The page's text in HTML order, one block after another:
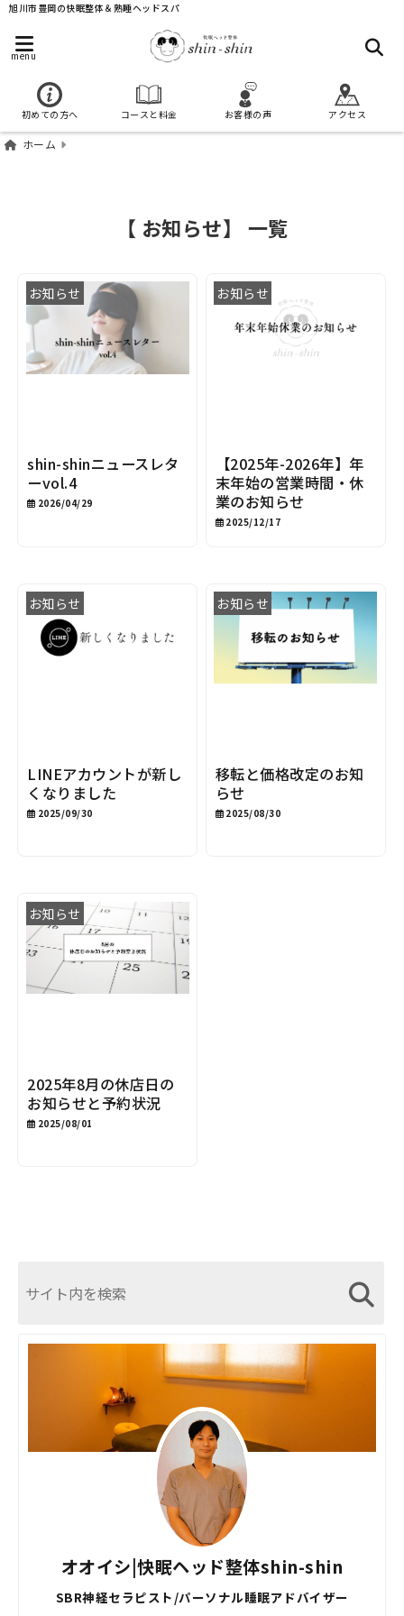
旭川市豊岡の快眠整体＆熟睡ヘッドスパ
menu
初めての方へ コースと料金 お客様の声 アクセス
ホーム
【 お知らせ】 一覧
お知らせ
shin-shinニュースレタ
ーvol.4
2026/04/29
お知らせ
【2025年-2026年】年
末年始の営業時間・休
業のお知らせ
2025/12/17
お知らせ
LINEアカウントが新し
くなりました
2025/09/30
お知らせ
移転と価格改定のお知
らせ
2025/08/30
お知らせ
2025年8月の休店日の
お知らせと予約状況
2025/08/01
オオイシ|快眠ヘッド整体shin-shin
SBR神経セラピスト/パーソナル睡眠アドバイザー